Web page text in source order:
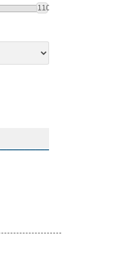
110